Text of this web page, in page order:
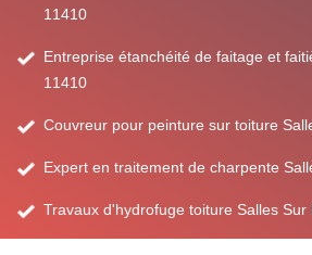
11410
Entreprise étanchéité de faitage et
11410
Couvreur pour peinture sur toiture
Expert en traitement de charpente
Travaux d'hydrofuge toiture Salles Sur